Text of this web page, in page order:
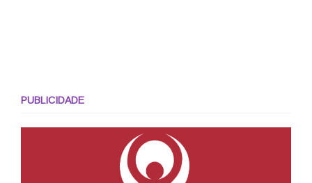
PUBLICIDADE